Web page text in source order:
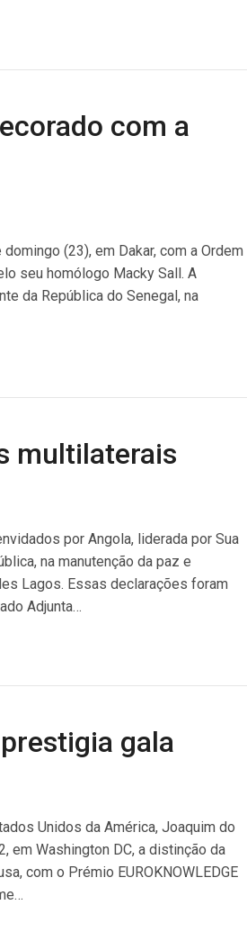
com a
(23), em Dakar, com a Ordem
seu homólogo Macky Sall. A
da República do Senegal, na
multilaterais
por Angola, liderada por Sua
na manutenção da paz e
Lagos. Essas declarações foram
Adjunta…
gala
Unidos da América, Joaquim do
em Washington DC, a distinção da
com o Prémio EUROKNOWLEDGE